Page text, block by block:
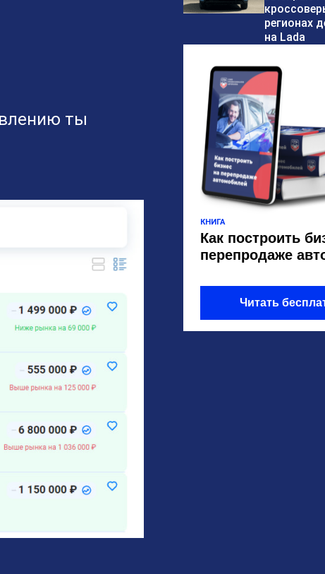
ты
регионах
на Lada
КНИГА
Как построить
перепродаже
Читать